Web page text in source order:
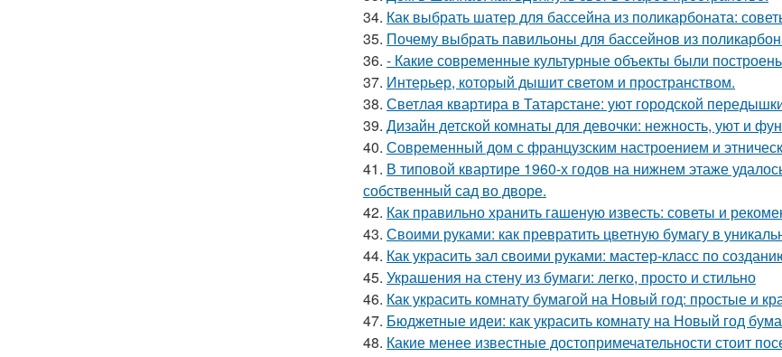
34. Как выбрать шатер для бассейна из поликарбоната:
35. Почему выбрать павильоны для бассейнов из
36. - Какие современные культурные объекты были
37. Интерьер, который дышит светом и пространством.
38. Светлая квартира в Татарстане: уют городской
39. Дизайн детской комнаты для девочки: нежность, уют и
40. Современный дом с французским настроением и
41. В типовой квартире 1960-х годов на нижнем этаже
собственный сад во дворе.
42. Как правильно хранить гашеную известь: советы и
43. Своими руками: как превратить цветную бумагу в
44. Как украсить зал своими руками: мастер-класс по
45. Украшения на стену из бумаги: легко, просто и стильно
46. Как украсить комнату бумагой на Новый год: простые и
47. Бюджетные идеи: как украсить комнату на Новый год
48. Какие менее известные достопримечательности стоит